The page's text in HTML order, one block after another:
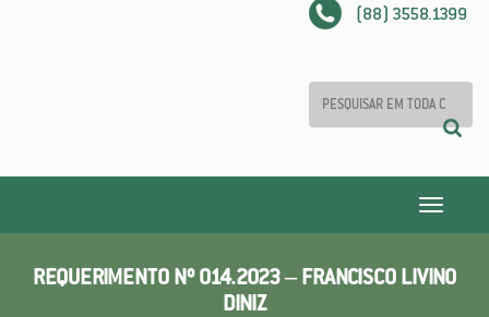
(88) 3558.1399
Toggle
REQUERIMENTO Nº 014.2023 – FRANCISCO LIVINO
DINIZ